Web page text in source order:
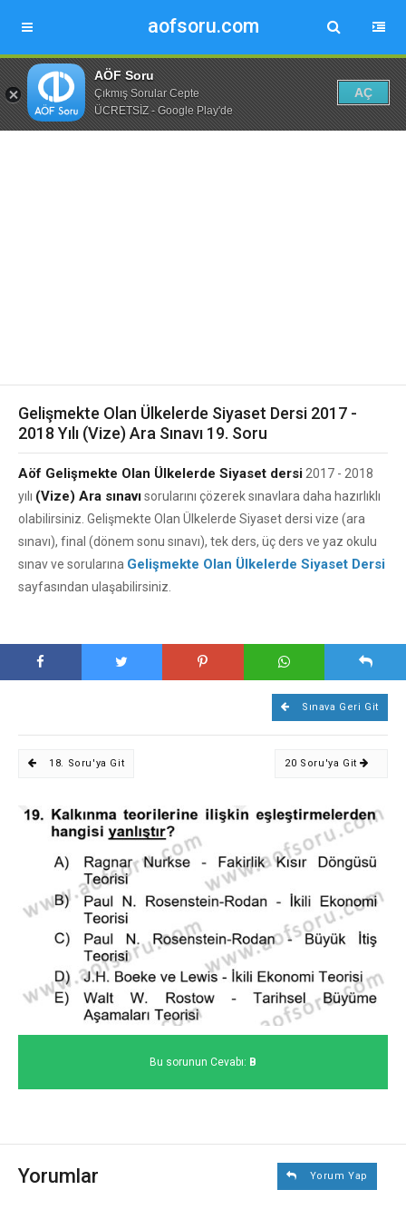
aofsoru.com
AÖF Soru
Çıkmış Sorular Cepte
ÜCRETSİZ - Google Play'de
AÇ
Gelişmekte Olan Ülkelerde Siyaset Dersi 2017 -
2018 Yılı (Vize) Ara Sınavı 19. Soru
Aöf Gelişmekte Olan Ülkelerde Siyaset dersi 2017 - 2018
yılı (Vize) Ara sınavısorularını çözerek sınavlara daha hazırlıklı
olabilirsiniz. Gelişmekte Olan Ülkelerde Siyaset dersi vize (ara
sınavı), final (dönem sonu sınavı), tek ders, üç ders ve yaz okulu
sınav ve sorularına Gelişmekte Olan Ülkelerde Siyaset Dersi
sayfasından ulaşabilirsiniz.
Sınava Geri Git
18. Soru'ya Git 20 Soru'ya Git
Bu sorunun Cevabı: B
Yorumlar Yorum Yap